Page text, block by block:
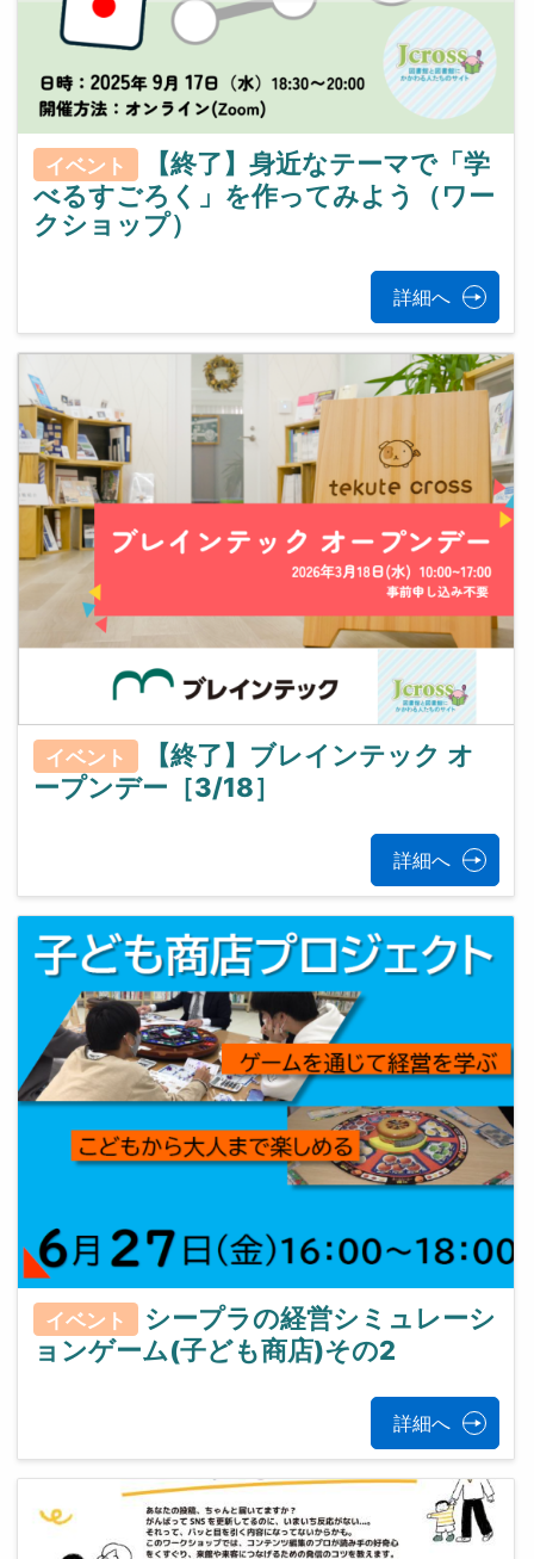
イベント
【終了】身近なテーマで「学
べるすごろく」を作ってみよう（ワー
クショップ）
詳細へ
イベント
【終了】ブレインテック オ
ープンデー［3/18］
詳細へ
イベント
シープラの経営シミュレーシ
ョンゲーム(子ども商店)その2
詳細へ